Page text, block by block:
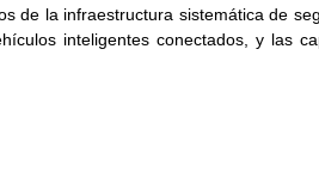
de la infraestructura sistemática de
inteligentes conectados, y las